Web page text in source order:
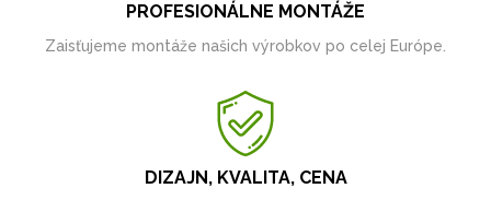
PROFESIONÁLNE MONTÁŽE
Zaisťujeme montáže našich výrobkov po celej Európe.
DIZAJN, KVALITA, CENA